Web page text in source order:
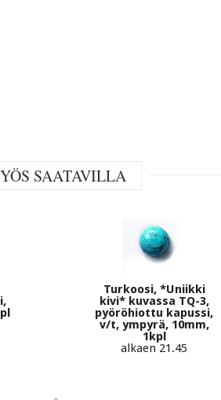
SAATAVILLA
Turkoosi, *Uniikki
kivi* kuvassa TQ-3,
pyöröhiottu kapussi,
v/t, ympyrä, 10mm,
1kpl
alkaen 21.45